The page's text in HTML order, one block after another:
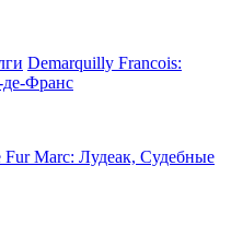
Demarquilly Francois:
Франс
Fur Marc: Лудеак, Судебные